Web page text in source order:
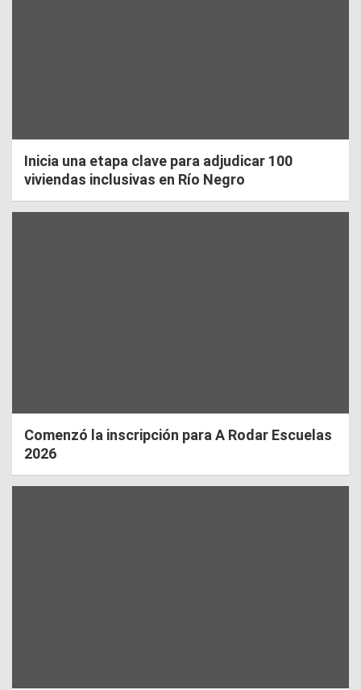
Inicia una etapa clave para adjudicar 100
viviendas inclusivas en Río Negro
Comenzó la inscripción para A Rodar Escuelas
2026